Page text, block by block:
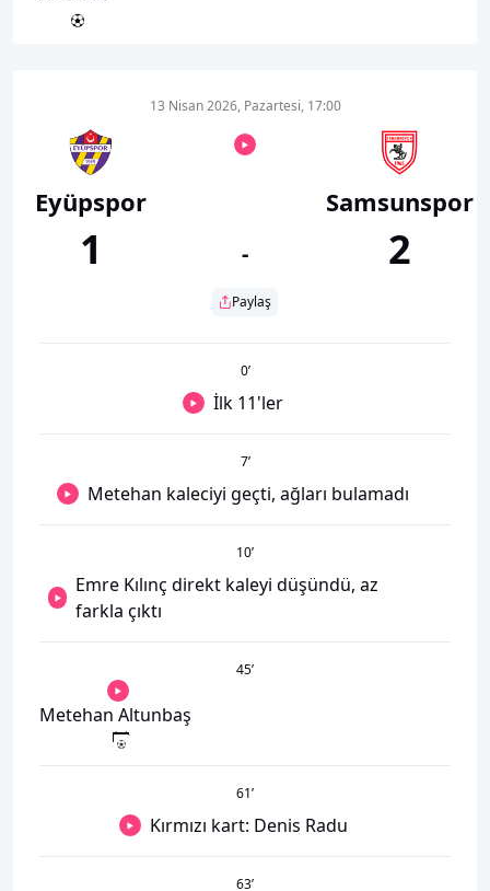
Eyüpspor
1
13 Nisan 2026, Pazartesi, 17:00
-
Paylaş
Samsunspor
2
0’
İlk 11'ler
7’
Metehan kaleciyi geçti, ağları bulamadı
10’
Emre Kılınç direkt kaleyi düşündü, az
farkla çıktı
45’
Metehan Altunbaş
61’
Kırmızı kart: Denis Radu
63’